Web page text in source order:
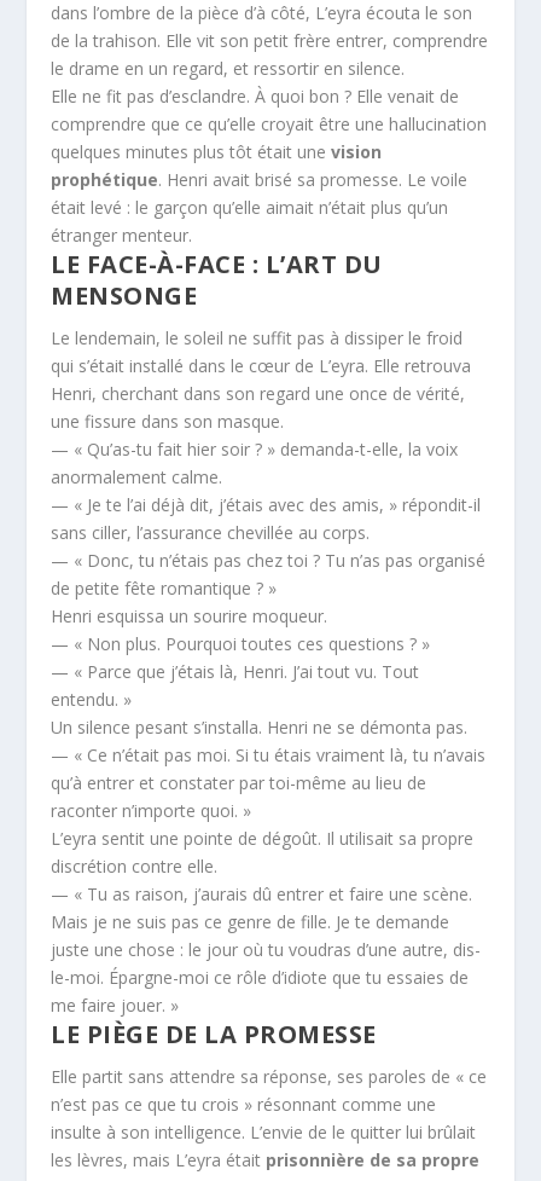
dans l’ombre de la pièce d’à côté, L’eyra écouta le son
de la trahison. Elle vit son petit frère entrer, comprendre
le drame en un regard, et ressortir en silence.
Elle ne fit pas d’esclandre. À quoi bon ? Elle venait de
comprendre que ce qu’elle croyait être une hallucination
quelques minutes plus tôt était unevision
prophétique. Henri avait brisé sa promesse. Le voile
était levé : le garçon qu’elle aimait n’était plus qu’un
étranger menteur.
LE FACE-À-FACE : L’ART DU
MENSONGE
Le lendemain, le soleil ne suffit pas à dissiper le froid
qui s’était installé dans le cœur de L’eyra. Elle retrouva
Henri, cherchant dans son regard une once de vérité,
une fissure dans son masque.
— « Qu’as-tu fait hier soir ? » demanda-t-elle, la voix
anormalement calme.
— « Je te l’ai déjà dit, j’étais avec des amis, » répondit-il
sans ciller, l’assurance chevillée au corps.
— « Donc, tu n’étais pas chez toi ? Tu n’as pas organisé
de petite fête romantique ? »
Henri esquissa un sourire moqueur.
— « Non plus. Pourquoi toutes ces questions ? »
— « Parce que j’étais là, Henri. J’ai tout vu. Tout
entendu. »
Un silence pesant s’installa. Henri ne se démonta pas.
— « Ce n’était pas moi. Si tu étais vraiment là, tu n’avais
qu’à entrer et constater par toi-même au lieu de
raconter n’importe quoi. »
L’eyra sentit une pointe de dégoût. Il utilisait sa propre
discrétion contre elle.
— « Tu as raison, j’aurais dû entrer et faire une scène.
Mais je ne suis pas ce genre de fille. Je te demande
juste une chose : le jour où tu voudras d’une autre, dis-
le-moi. Épargne-moi ce rôle d’idiote que tu essaies de
me faire jouer. »
LE PIÈGE DE LA PROMESSE
Elle partit sans attendre sa réponse, ses paroles de « ce
n’est pas ce que tu crois » résonnant comme une
insulte à son intelligence. L’envie de le quitter lui brûlait
les lèvres, mais L’eyra était prisonnière de sa propre